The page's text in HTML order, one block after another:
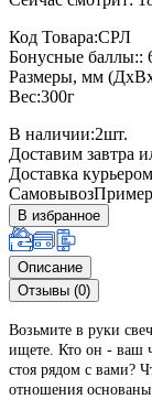
Код Товара:СРЛ
Бонусные баллы::
Размеры, мм
Вес:300г
В наличии:2шт.
Доставим завтра
Доставка курьером
Самовывоз
В избранное
Описание
Отзывы (0)
Возьмите в руки
ищете. Кто он - ваш
стоя рядом с вами?
отношения основаны